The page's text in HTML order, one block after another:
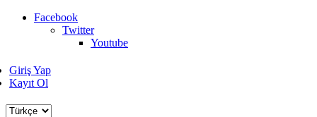
Facebook
Twitter
Youtube
Giriş Yap
Kayıt Ol